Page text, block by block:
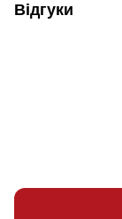
Відгуки